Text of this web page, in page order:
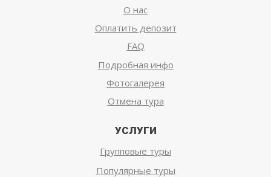
О нас
Оплатить депозит
FAQ
Подробная инфо
Фотогалерея
Отмена тура
УСЛУГИ
Групповые туры
Популярные туры